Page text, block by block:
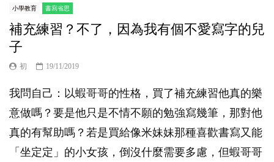
小學教育 書寫省思
補充練習？不了，因為我有個不愛寫字的兒
子
初 19/11/2019
我問自己：以蝦哥哥的性格，買了補充練習他真的樂
意做嗎？要是他只是不情不願的勉強寫幾筆，那對他
真的有幫助嗎？若是買給像米妹妹那種喜歡書寫又能
「坐定定」的小女孩，倒沒什麼需要多慮，但蝦哥哥